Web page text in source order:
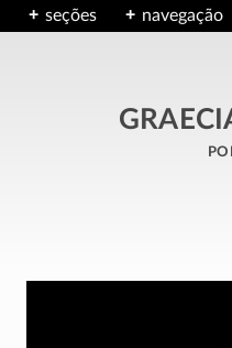
seções navegação